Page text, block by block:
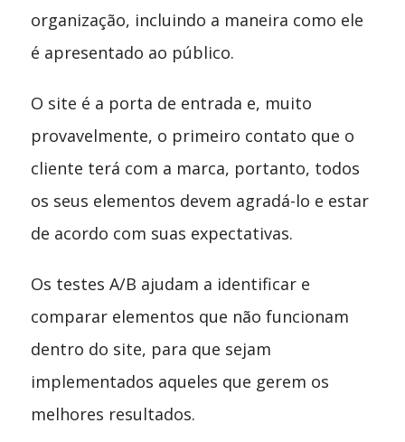
organização, incluindo a maneira como ele
é apresentado ao público.
O site é a porta de entrada e, muito
provavelmente, o primeiro contato que o
cliente terá com a marca, portanto, todos
os seus elementos devem agradá-lo e estar
de acordo com suas expectativas.
Os testes A/B ajudam a identificar e
comparar elementos que não funcionam
dentro do site, para que sejam
implementados aqueles que gerem os
melhores resultados.